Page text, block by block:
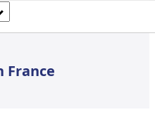
France